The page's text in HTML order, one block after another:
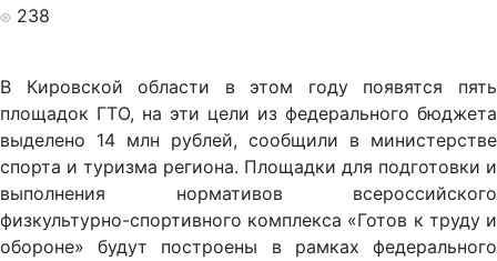
238
В Кировской области в этом году появятся пять
площадок ГТО, на эти цели из федерального бюджета
выделено 14 млн рублей, сообщили в министерстве
спорта и туризма региона. Площадки для подготовки и
выполнения нормативов всероссийского
физкультурно-спортивного комплекса «Готов к труду и
обороне» будут построены в рамках федерального